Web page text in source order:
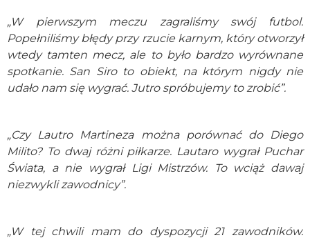
„W pierwszym meczu zagraliśmy swój futbol.
Popełniliśmy błędy przy rzucie karnym, który otworzył
wtedy tamten mecz, ale to było bardzo wyrównane
spotkanie. San Siro to obiekt, na którym nigdy nie
udało nam się wygrać. Jutro spróbujemy to zrobić”.
„Czy Lautro Martineza można porównać do Diego
Milito? To dwaj różni piłkarze. Lautaro wygrał Puchar
Świata, a nie wygrał Ligi Mistrzów. To wciąż dawaj
niezwykli zawodnicy”.
„W tej chwili mam do dyspozycji 21 zawodników.